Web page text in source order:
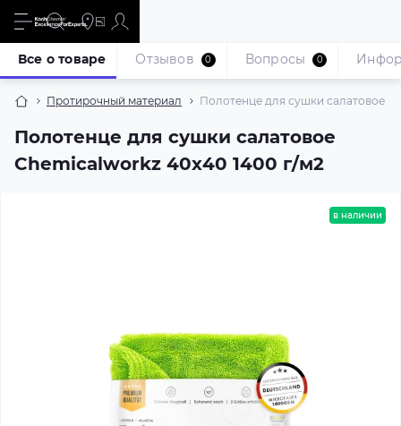
Протирочный материал Полотенце для сушки салатовое
Полотенце для сушки салатовое
Chemicalworkz 40х40 1400 г/м2
Все о товаре Отзывов 0 Вопросы 0
в наличии